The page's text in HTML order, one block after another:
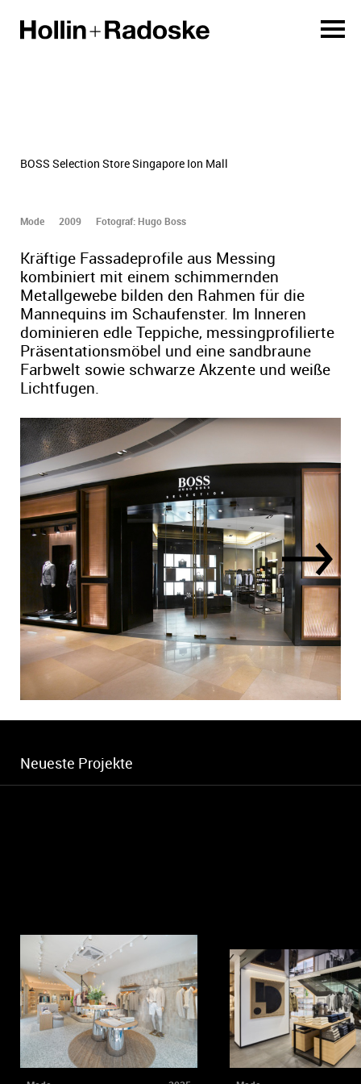
BOSS Selection Store Singapore Ion Mall
Mode 2009 Fotograf: Hugo Boss
Kräftige Fassadeprofile aus Messing
kombiniert mit einem schimmernden
Metallgewebe bilden den Rahmen für die
Mannequins im Schaufenster. Im Inneren
dominieren edle Teppiche, messingprofilierte
Präsentationsmöbel und eine sandbraune
Farbwelt sowie schwarze Akzente und weiße
Lichtfugen.
Neueste Projekte